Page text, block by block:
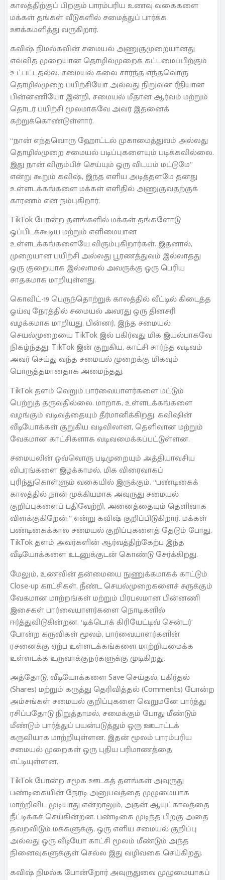
காலத்திற்குப் பிறகும் பாரம்பரிய உணவு வகைகளை
மக்கள் தங்கள் வீடுகளில் சமைத்துப் பார்க்க
ஊக்கமளித்து வருகிறார்.
கவிஷ் நிமல்கவின் சமையல் அணுகுமுறையானது
எவ்வித முறையான தொழில்முறைக் கட்டமைப்பிற்கும்
உட்பட்டதல்ல. சமையல் கலை சார்ந்த எந்தவொரு
தொழில்முறை பயிற்சியோ அல்லது நிறுவன ரீதியான
பின்னணியோ இன்றி, சமையல் மீதான ஆர்வம் மற்றும்
தொடர் பயிற்சி மூலமாகவே அவர் இதனைக்
கற்றுக்கொண்டுள்ளார்.
“நான் எந்தவொரு ஹோட்டல் முகாமைத்துவம் அல்லது
தொழில்முறை சமையல் படிப்புகளையும் படிக்கவில்லை.
இது நான் விரும்பிச் செய்யும் ஒரு விடயம் மட்டுமே”
என்று கூறும் கவிஷ், இந்த எளிய அடித்தளமே தனது
உள்ளடக்கங்களை மக்கள் எளிதில் அணுகுவதற்குக்
காரணம் என நம்புகிறார்.
TikTok போன்ற தளங்களில் மக்கள் தங்களோடு
ஒப்பிடக்கூடிய மற்றும் எளிமையான
உள்ளடக்கங்களையே விரும்புகிறார்கள். இதனால்,
முறையான பயிற்சி அல்லது பூரணத்துவம் இல்லாதது
ஒரு குறையாக இல்லாமல் அவருக்கு ஒரு பெரிய
சாதகமாக மாறியுள்ளது.
கொவிட்-19 பெருந்தொற்றுக் காலத்தில் வீட்டில் கிடைத்த
ஓய்வு நேரத்தில் சமையல் அவரது ஒரு தினசரி
வழக்கமாக மாறியது. பின்னர், இந்த சமையல்
செயல்முறையை TikTok இல் பகிர்வது மிக இயல்பாகவே
நிகழ்ந்தது. TikTok இன் குறுகிய, காட்சி சார்ந்த வடிவம்
அவர் செய்து வந்த சமையல் முறைக்கு மிகவும்
பொருத்தமானதாக அமைந்தது.
TikTok தளம் வெறும் பார்வையாளர்களை மட்டும்
பெற்றுத் தருவதில்லை. மாறாக, உள்ளடக்கங்களை
வழங்கும் வடிவத்தையும் தீர்மானிக்கிறது. கவிஷின்
வீடியோக்கள் குறுகிய வடிவிலான, தெளிவான மற்றும்
வேகமான காட்சிகளாக வடிவமைக்கப்பட்டுள்ளன.
சமையலின் ஒவ்வொரு படிமுறையும் அத்தியாவசிய
விபரங்களை இழக்காமல், மிக விரைவாகப்
புரிந்துகொள்ளும் வகையில் இருக்கும். “பண்டிகைக்
காலத்தில் நான் முக்கியமாக அவுருது சமையல்
குறிப்புகளைப் பதிவேற்றி, அனைத்தையும் தெளிவாக
விளக்குகிறேன்.” என்று கவிஷ் குறிப்பிடுகிறார். மக்கள்
பண்டிகைக்கால சமையல் குறிப்புகளைத் தேடும் போது,
TikTok தளம் அவர்களின் ஆர்வத்திற்கேற்ப இந்த
வீடியோக்களை உடனுக்குடன் கொண்டு சேர்க்கிறது.
மேலும், உணவின் தன்மையை நுணுக்கமாகக் காட்டும்
Close-up காட்சிகள், நீண்ட செயல்முறைகளைச் சுருக்கும்
வேகமான மாற்றங்கள் மற்றும் பிரபலமான பின்னணி
இசைகள் பார்வையாளர்களை நொடிகளில்
ஈர்த்துவிடுகின்றன. ‘டிக்டொக் கிரியேட்டிவ் சென்டர்’
போன்ற கருவிகள் மூலம், பார்வையாளர்களின்
ரசனைக்கு ஏற்ப உள்ளடக்கங்களை மாற்றியமைக்க
உள்ளடக்க உருவாக்குநர்களுக்கு முடிகிறது.
அத்தோடு, வீடியோக்களை Save செய்தல், பகிர்தல்
(Shares) மற்றும் கருத்து தெரிவித்தல் (Comments) போன்ற
அம்சங்கள் சமையல் குறிப்புகளை வெறுமனே பார்த்து
ரசிப்பதோடு நிறுத்தாமல், சமைக்கும் போது மீண்டும்
மீண்டும் பார்த்துப் பயன்படுத்தும் ஒரு ஊடாட்டக்
கருவியாக மாற்றியுள்ளன. இதன் மூலம் பாரம்பரிய
சமையல் முறைகள் ஒரு புதிய பரிமாணத்தை
எட்டியுள்ளன.
TikTok போன்ற சமூக ஊடகத் தளங்கள் அவுருது
பண்டிகையின் நேரடி அனுபவத்தை முழுமையாக
மாற்றிவிட முடியாது என்றாலும், அதன் ஆயுட்காலத்தை
நீட்டிக்கச் செய்கின்றன. பண்டிகை முடிந்த பிறகு அதை
தவறவிடும் மக்களுக்கு, ஒரு எளிய சமையல் குறிப்பு
அல்லது ஒரு வீடியோ காட்சி மூலம் மீண்டும் அந்த
நினைவுகளுக்குள் செல்ல இது வழிவகை செய்கிறது.
கவிஷ் நிமல்க போன்றோர் அவுருதுவை முழுமையாகப்